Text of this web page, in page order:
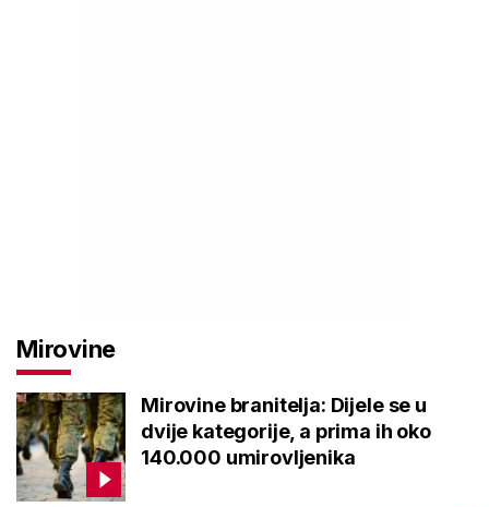
Mirovine
Mirovine branitelja: Dijele se u
dvije kategorije, a prima ih oko
140.000 umirovljenika